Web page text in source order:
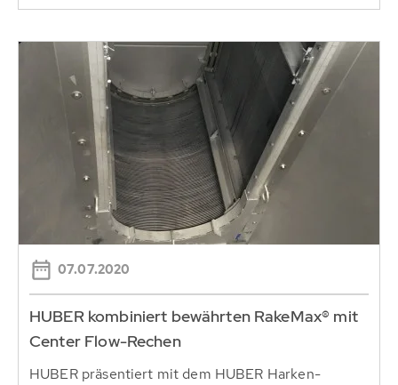
07.07.2020
HUBER kombiniert bewährten RakeMax® mit
Center Flow-Rechen
HUBER präsentiert mit dem HUBER Harken-